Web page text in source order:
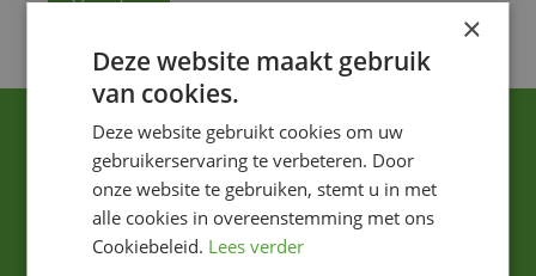
×
Deze website maakt gebruik
van cookies.
Deze website gebruikt cookies om uw
gebruikerservaring te verbeteren. Door
onze website te gebruiken, stemt u in met
alle cookies in overeenstemming met ons
Cookiebeleid. Lees verder